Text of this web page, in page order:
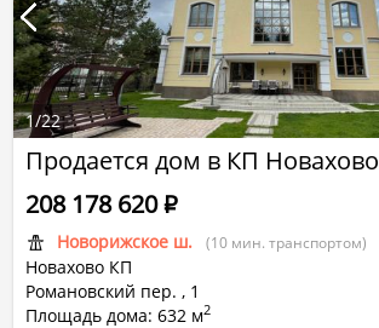
Продается дом в КП Новахово
Новорижское ш. (10 мин. транспортом)
Новахово КП
Романовский пер. , 1
Площадь дома: 632 м2
208 178 620Р
1/22